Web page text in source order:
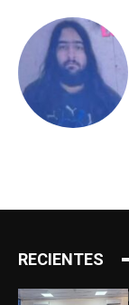
RECIENTES